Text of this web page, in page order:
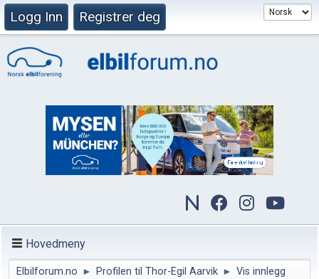
Logg Inn Registrer deg
Hovedmeny
Elbilforum.no ► Profilen til Thor-Egil Aarvik ► Vis innlegg